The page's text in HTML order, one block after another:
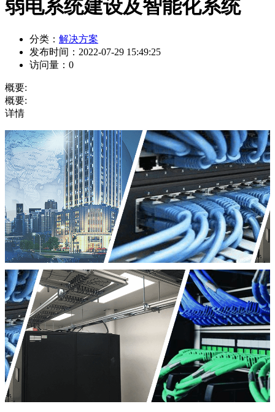
弱电系统建设及智能化系统
分类： 解决方案
发布时间： 2022-07-29 15:49:25
访问量： 0
概要:
概要:
详情